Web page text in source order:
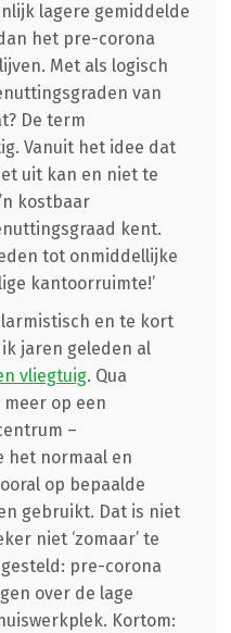
lagere gemiddelde
het pre-corona
Met als logisch
van
De term
Vanuit het idee dat
uit kan en niet te
kostbaar
kent.
tot onmiddellijke
kantoorruimte!’
en te kort
jaren geleden al
vliegtuig. Qua
op een
–
het normaal en
op bepaalde
gebruikt. Dat is niet
niet ‘zomaar’ te
pre-corona
over de lage
Kortom: